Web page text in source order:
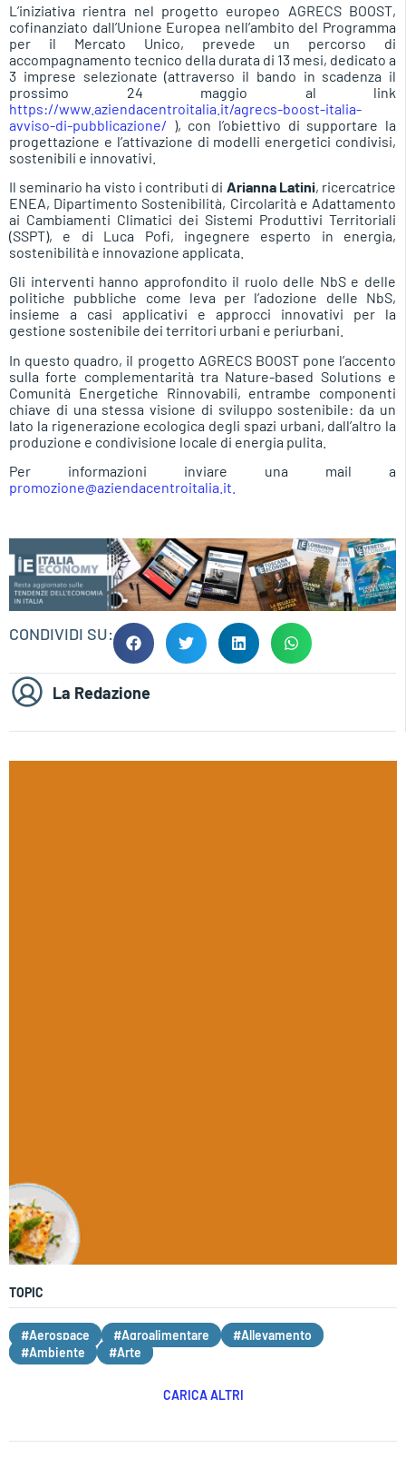
L’iniziativa rientra nel progetto europeo AGRECS BOOST,
cofinanziato dall’Unione Europea nell’ambito del Programma
per il Mercato Unico, prevede un percorso di
accompagnamento tecnico della durata di 13 mesi, dedicato a
3 imprese selezionate (attraverso il bando in scadenza il
prossimo 24 maggio al link
https://www.aziendacentroitalia.it/agrecs-boost-italia-
avviso-di-pubblicazione/ ), con l’obiettivo di supportare la
progettazione e l’attivazione di modelli energetici condivisi,
sostenibili e innovativi.
Il seminario ha visto i contributi di Arianna Latini, ricercatrice
ENEA, Dipartimento Sostenibilità, Circolarità e Adattamento
ai Cambiamenti Climatici dei Sistemi Produttivi Territoriali
(SSPT), e di Luca Pofi, ingegnere esperto in energia,
sostenibilità e innovazione applicata.
Gli interventi hanno approfondito il ruolo delle NbS e delle
politiche pubbliche come leva per l’adozione delle NbS,
insieme a casi applicativi e approcci innovativi per la
gestione sostenibile dei territori urbani e periurbani.
In questo quadro, il progetto AGRECS BOOST pone l’accento
sulla forte complementarità tra Nature-based Solutions e
Comunità Energetiche Rinnovabili, entrambe componenti
chiave di una stessa visione di sviluppo sostenibile: da un
lato la rigenerazione ecologica degli spazi urbani, dall’altro la
produzione e condivisione locale di energia pulita.
Per informazioni inviare una mail a
promozione@aziendacentroitalia.it.
CONDIVIDI SU:
La Redazione
TOPIC
#Aerospace #Agroalimentare
#Allevamento
#Ambiente
#Arte
CARICA ALTRI